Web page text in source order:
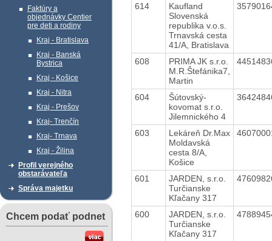
Faktúry a
objednávky Centier
pre deti a rodiny
Kraj - Bratislava
Kraj - Banská
Bystrica
Kraj - Košice
Kraj - Nitra
Kraj - Prešov
Kraj- Trenčín
Kraj- Trnava
Kraj - Žilina
Profil verejného
obstarávateľa
Správa majetku
Chcem podať podnet
614
Kaufland
Slovenská
republika v.o.s.
Trnavská cesta
41/A, Bratislava
608
PRIMA JK s.r.o.
M.R.Štefánika7,
Martin
604
Šútovský-
kovomat s.r.o.
Jilemnického 4
603
Lekáreň Dr.Max
Moldavská
cesta 8/A,
Košice
601
JARDEN, s.r.o.
Turčianske
Kľačany 317
600
JARDEN, s.r.o.
Turčianske
Kľačany 317